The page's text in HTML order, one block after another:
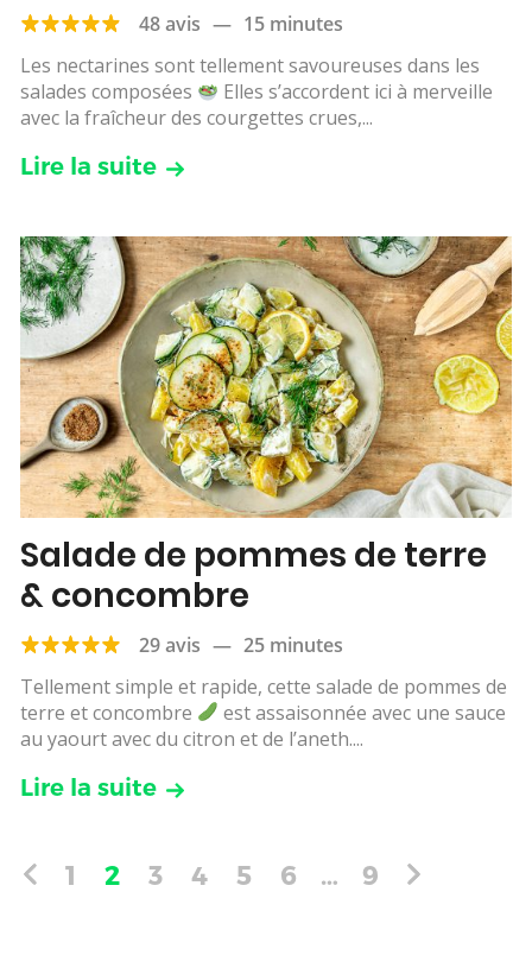
48 avis — 15 minutes
Les nectarines sont tellement savoureuses dans les
salades composées
Elles s’accordent ici à merveille
avec la fraîcheur des courgettes crues,...
Lire la suite
Salade de pommes de terre
& concombre
29 avis — 25 minutes
Tellement simple et rapide, cette salade de pommes de
terre et concombre
est assaisonnée avec une sauce
au yaourt avec du citron et de l’aneth....
Lire la suite
1 2 3 4 5 6 … 9